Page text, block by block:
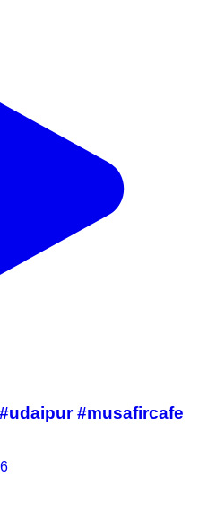
#musafircafe